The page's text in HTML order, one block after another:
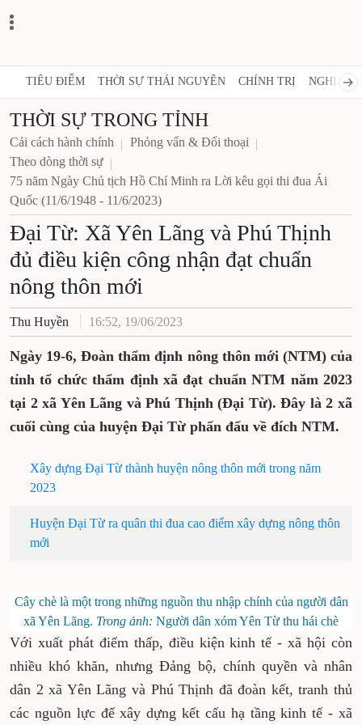
TIÊU ĐIỂM THỜI SỰ THÁI NGUYÊN CHÍNH TRỊ NGHỊ
THỜI SỰ TRONG TỈNH
Cải cách hành chính
Phỏng vấn & Đối thoại
Theo dòng thời sự
75 năm Ngày Chủ tịch Hồ Chí Minh ra Lời kêu gọi thi đua Ái
Quốc (11/6/1948 - 11/6/2023)
Đại Từ: Xã Yên Lãng và Phú Thịnh
đủ điều kiện công nhận đạt chuẩn
nông thôn mới
Thu Huyền 16:52, 19/06/2023
Ngày 19-6, Đoàn thẩm định nông thôn mới (NTM) của
tỉnh tổ chức thẩm định xã đạt chuẩn NTM năm 2023
tại 2 xã Yên Lãng và Phú Thịnh (Đại Từ). Đây là 2 xã
cuối cùng của huyện Đại Từ phấn đấu về đích NTM.
Xây dựng Đại Từ thành huyện nông thôn mới trong năm
2023
Huyện Đại Từ ra quân thi đua cao điểm xây dựng nông thôn
mới
Cây chè là một trong những nguồn thu nhập chính của người dân
xã Yên Lãng. Trong ảnh: Người dân xóm Yên Từ thu hái chè
Với xuất phát điểm thấp, điều kiện kinh tế - xã hội còn
nhiều khó khăn, nhưng Đảng bộ, chính quyền và nhân
dân 2 xã Yên Lãng và Phú Thịnh đã đoàn kết, tranh thủ
các nguồn lực để xây dựng kết cấu hạ tầng kinh tế - xã